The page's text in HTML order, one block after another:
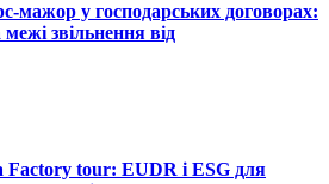
у господарських договорах:
звільнення від
Factory tour: EUDR і ESG для